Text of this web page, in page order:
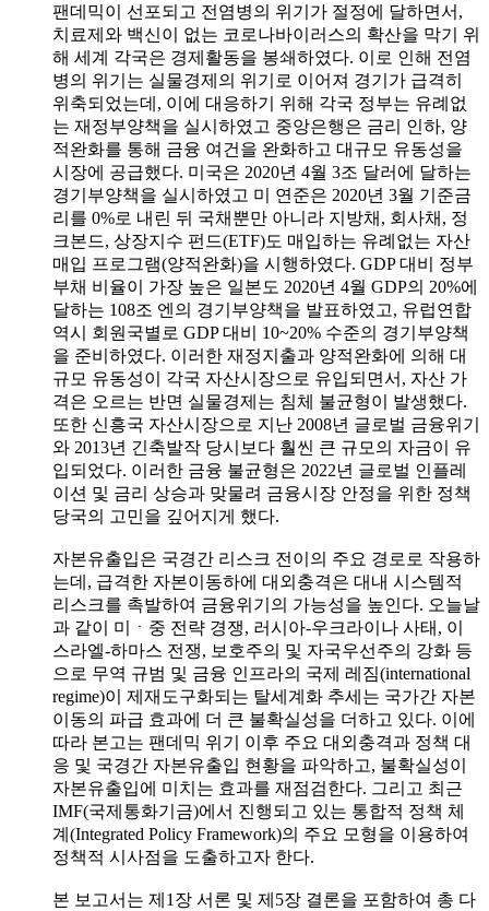
팬데믹이 선포되고 전염병의 위기가 절정에 달하면서,
치료제와 백신이 없는 코로나바이러스의 확산을 막기 위
해 세계 각국은 경제활동을 봉쇄하였다. 이로 인해 전염
병의 위기는 실물경제의 위기로 이어져 경기가 급격히
위축되었는데, 이에 대응하기 위해 각국 정부는 유례없
는 재정부양책을 실시하였고 중앙은행은 금리 인하, 양
적완화를 통해 금융 여건을 완화하고 대규모 유동성을
시장에 공급했다. 미국은 2020년 4월 3조 달러에 달하는
경기부양책을 실시하였고 미 연준은 2020년 3월 기준금
리를 0%로 내린 뒤 국채뿐만 아니라 지방채, 회사채, 정
크본드, 상장지수 펀드(ETF)도 매입하는 유례없는 자산
매입 프로그램(양적완화)을 시행하였다. GDP 대비 정부
부채 비율이 가장 높은 일본도 2020년 4월 GDP의 20%에
달하는 108조 엔의 경기부양책을 발표하였고, 유럽연합
역시 회원국별로 GDP 대비 10~20% 수준의 경기부양책
을 준비하였다. 이러한 재정지출과 양적완화에 의해 대
규모 유동성이 각국 자산시장으로 유입되면서, 자산 가
격은 오르는 반면 실물경제는 침체 불균형이 발생했다.
또한 신흥국 자산시장으로 지난 2008년 글로벌 금융위기
와 2013년 긴축발작 당시보다 훨씬 큰 규모의 자금이 유
입되었다. 이러한 금융 불균형은 2022년 글로벌 인플레
이션 및 금리 상승과 맞물려 금융시장 안정을 위한 정책
당국의 고민을 깊어지게 했다.
자본유출입은 국경간 리스크 전이의 주요 경로로 작용하
는데, 급격한 자본이동하에 대외충격은 대내 시스템적
리스크를 촉발하여 금융위기의 가능성을 높인다. 오늘날
과 같이 미ㆍ중 전략 경쟁, 러시아-우크라이나 사태, 이
스라엘-하마스 전쟁, 보호주의 및 자국우선주의 강화 등
으로 무역 규범 및 금융 인프라의 국제 레짐(international
regime)이 제재도구화되는 탈세계화 추세는 국가간 자본
이동의 파급 효과에 더 큰 불확실성을 더하고 있다. 이에
따라 본고는 팬데믹 위기 이후 주요 대외충격과 정책 대
응 및 국경간 자본유출입 현황을 파악하고, 불확실성이
자본유출입에 미치는 효과를 재점검한다. 그리고 최근
IMF(국제통화기금)에서 진행되고 있는 통합적 정책 체
계(Integrated Policy Framework)의 주요 모형을 이용하여
정책적 시사점을 도출하고자 한다.
본 보고서는 제1장 서론 및 제5장 결론을 포함하여 총 다